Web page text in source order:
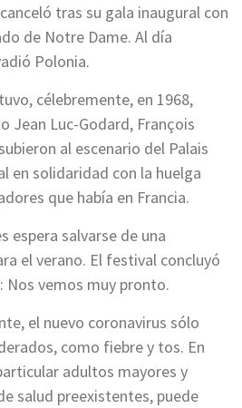
tras su gala inaugural con
de Notre Dame. Al día
Polonia.
célebremente, en 1968,
Jean Luc-Godard, François
al escenario del Palais
en solidaridad con la huelga
que había en Francia.
espera salvarse de una
el verano. El festival concluyó
Nos vemos muy pronto.
el nuevo coronavirus sólo
como fiebre y tos. En
adultos mayores y
salud preexistentes, puede